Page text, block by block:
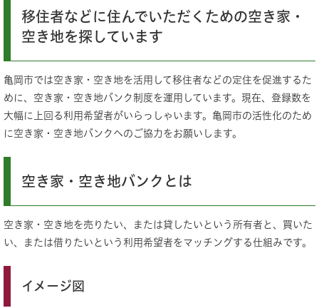
移住者などに住んでいただくための空き家・
空き地を探しています
亀岡市では空き家・空き地を活用して移住者などの定住を促進するた
めに、空き家・空き地バンク制度を運用しています。現在、登録数を
大幅に上回る利用希望者がいらっしゃいます。亀岡市の活性化のため
に空き家・空き地バンクへのご協力をお願いします。
空き家・空き地バンクとは
空き家・空き地を売りたい、または貸したいという所有者と、買いた
い、または借りたいという利用希望者をマッチングする仕組みです。
イメージ図